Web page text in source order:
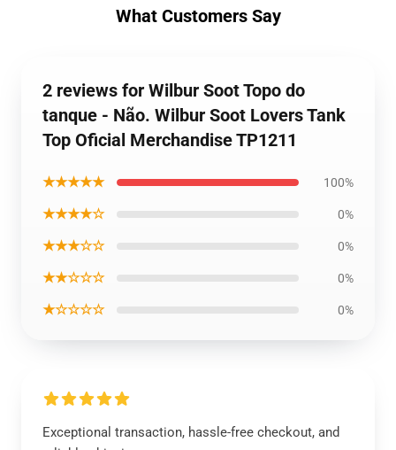
What Customers Say
2 reviews for Wilbur Soot Topo do
tanque - Não. Wilbur Soot Lovers Tank
Top Oficial Merchandise TP1211
★★★★★ 100%
★★★★☆ 0%
★★★☆☆ 0%
★★☆☆☆ 0%
★☆☆☆☆ 0%
Exceptional transaction, hassle-free checkout, and